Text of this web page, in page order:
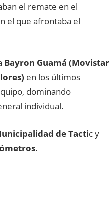
el remate en el
el que afrontaba el
Bayron Guamá (Movistar
en los últimos
dominando
individual.
de Tactic y
.